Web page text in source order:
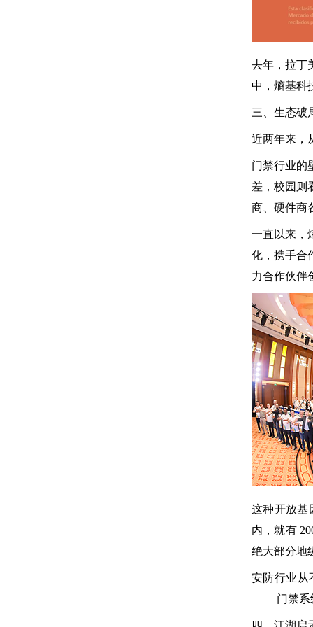
去年，拉丁
中，熵基科
三、生态破
近两年来，
门禁行业的
差，校园则
商、硬件商
一直以来，
化，携手合
力合作伙伴
这种开放基
内，就有
绝大部分地
安防行业从
—— 门禁系